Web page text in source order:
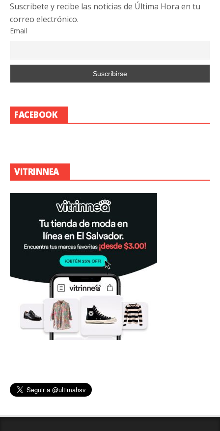
Suscribete y recibe las noticias de Última Hora en tu
correo electrónico.
Email
FACEBOOK
VITRINNEA